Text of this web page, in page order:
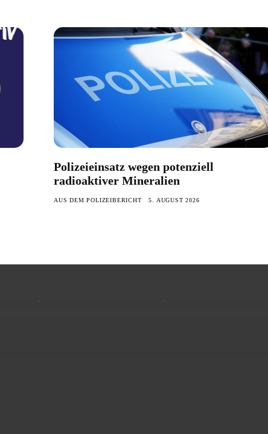
Polizeieinsatz wegen potenziell
radioaktiver Mineralien
AUS DEM POLIZEIBERICHT 5. AUGUST 2026